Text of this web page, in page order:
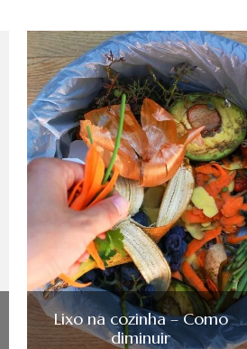
Lixo na cozinha – Como
diminuir